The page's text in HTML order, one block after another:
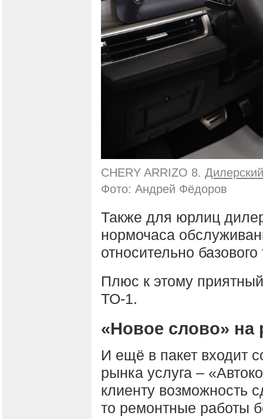
CHERY ARRIZO 8.
Фото: Андрей Фёдоров
Также для юрлиц
нормочаса
относительно
Плюс к этому
ТО-1.
«Новое слово» на
И ещё в пакет входит
рынка услуга –
клиенту возможность
то ремонтные работы